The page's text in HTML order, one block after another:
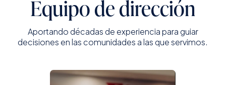
Equipo de dirección
Aportando décadas de experiencia para guiar
decisiones en las comunidades a las que servimos.